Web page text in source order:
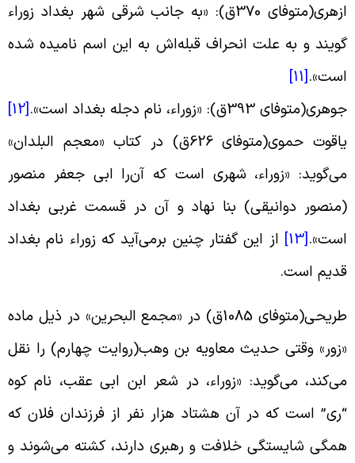
ازهرى(متوفای 370ق‏): «به جانب شرقی شهر بغداد زوراء
و به علت انحراف قبله‌اش به این اسم نامیده شده
[11]
393ق‏): «زوراء، نام دجله بغداد است».
[12]
یاقوت حموى‏(متوفای 626ق‏) در کتاب «معجم البلدان»
«زوراء، شهرى است که آن‌را ابى جعفر منصور
دوانیقى) بنا نهاد و آن در قسمت غربى بغداد
[13]
از این گفتار چنین برمی‌آید که زوراء نام بغداد
است.
طریحى‏(متوفای 1085ق‏) در «مجمع البحرین» در ذیل ماده
وقتی حدیث معاویه بن وهب(روایت چهارم) را نقل
می‌گوید: «زوراء، در شعر ابن ابی عقب، نام کوه
است که در آن هشتاد هزار نفر از فرزندان فلان که
شایستگى خلافت و رهبرى دارند، کشته می‌شوند و